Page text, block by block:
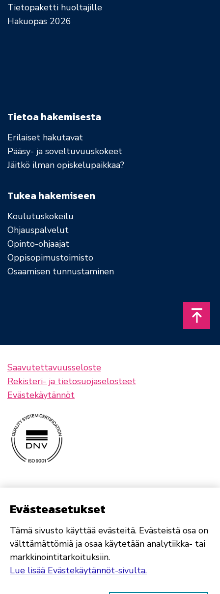
Tietopaketti huoltajille
Hakuopas 2026
Tietoa hakemisesta
Erilaiset hakutavat
Pääsy- ja soveltuvuuskokeet
Jäitkö ilman opiskelupaikkaa?
Tukea hakemiseen
Koulutuskokeilu
Ohjauspalvelut
Opinto-ohjaajat
Oppisopimustoimisto
Osaamisen tunnustaminen
Saavutettavuusseloste
Rekisteri- ja tietosuojaselosteet
Evästekäytännöt
Evästeasetukset
Tämä sivusto käyttää evästeitä. Evästeistä osa on
välttämättömiä ja osaa käytetään analytiikka- tai
markkinointitarkoituksiin.
Lue lisää Evästekäytännöt-sivulta.